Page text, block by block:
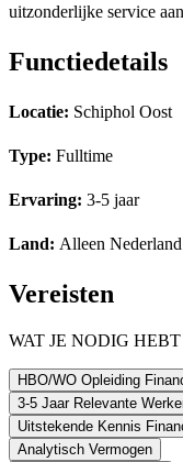
uitzonderlijke service
Functiedetails
Locatie: Schiphol Oost
Type: Fulltime
Ervaring: 3-5 jaar
Land: Alleen Nederland
Vereisten
WAT JE NODIG HEBT
HBO/WO Opleiding
3-5 Jaar Relevante
Uitstekende Kennis
Analytisch Vermogen